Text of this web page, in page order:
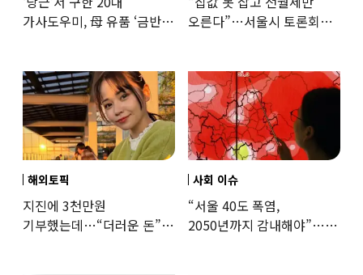
가사도우미, 母 유품 ‘금반지
오른다”…서울시 토론회서
해외토픽
지진에 3천만원
기부했는데…“더러운 돈”
사회 이슈
“서울 40도 폭염,
2050년까지 감내해야”…